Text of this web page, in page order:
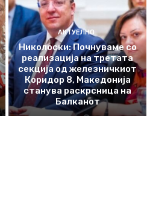
АКТУЕЛНО
Николоски: Почнуваме со
реализација на третата
секција од железничкиот
Коридор 8, Македонија
станува раскрсница на
Балканот